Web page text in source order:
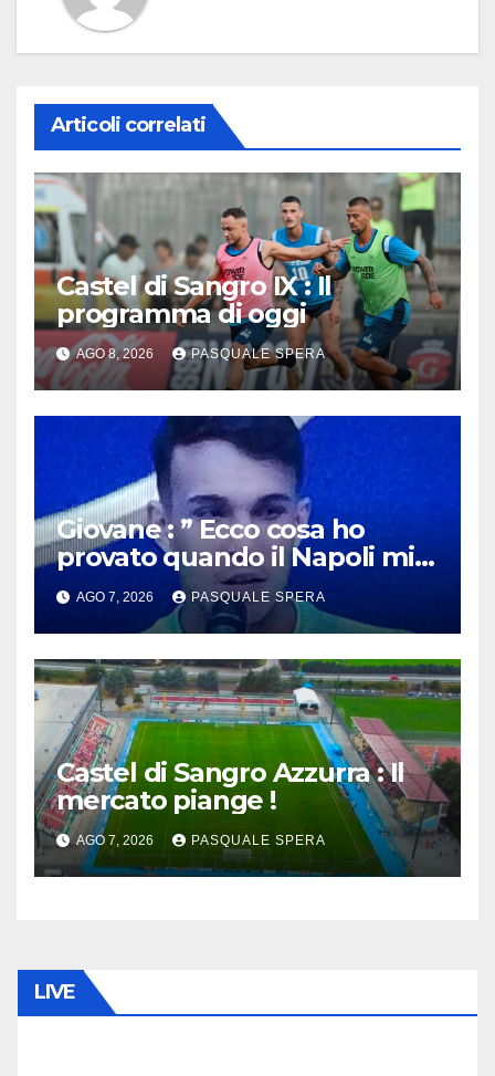
Articoli correlati
Castel di Sangro IX : Il
programma di oggi
AGO 8, 2026 PASQUALE SPERA
Giovane : ” Ecco cosa ho
provato quando il Napoli mi
ha chiamato !”
AGO 7, 2026 PASQUALE SPERA
Castel di Sangro Azzurra : Il
mercato piange !
AGO 7, 2026 PASQUALE SPERA
LIVE